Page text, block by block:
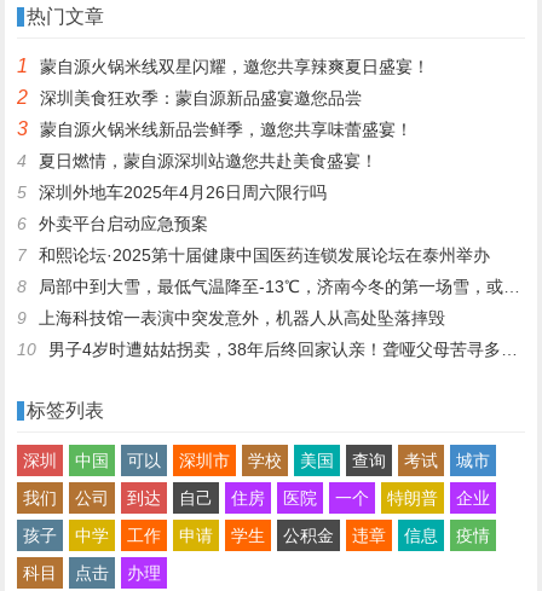
热门文章
1 蒙自源火锅米线双星闪耀，邀您共享辣爽夏日盛宴！
2 深圳美食狂欢季：蒙自源新品盛宴邀您品尝
3
蒙自源火锅米线新品尝鲜季，邀您共享味蕾盛宴！
4
夏日燃情，蒙自源深圳站邀您共赴美食盛宴！
5
深圳外地车2025年4月26日周六限行吗
6
外卖平台启动应急预案
7
和熙论坛·2025第十届健康中国医药连锁发展论坛在泰州举办
8
局部中到大雪，最低气温降至-13℃，济南今冬的第一场雪，或跟去年同一时间！
9
上海科技馆一表演中突发意外，机器人从高处坠落摔毁
10
男子4岁时遭姑姑拐卖，38年后终回家认亲！聋哑父母苦寻多年，母亲已抱憾离世丨红星寻人
标签列表
深圳 中国 可以 深圳市 学校 美国 查询 考试
城市
我们
公司 到达 自己 住房 医院 一个 特朗普
企业
孩子
中学 工作 申请 学生 公积金 违章 信息
疫情
科目
点击 办理